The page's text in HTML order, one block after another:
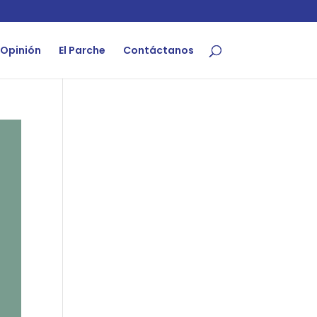
Opinión El Parche Contáctanos